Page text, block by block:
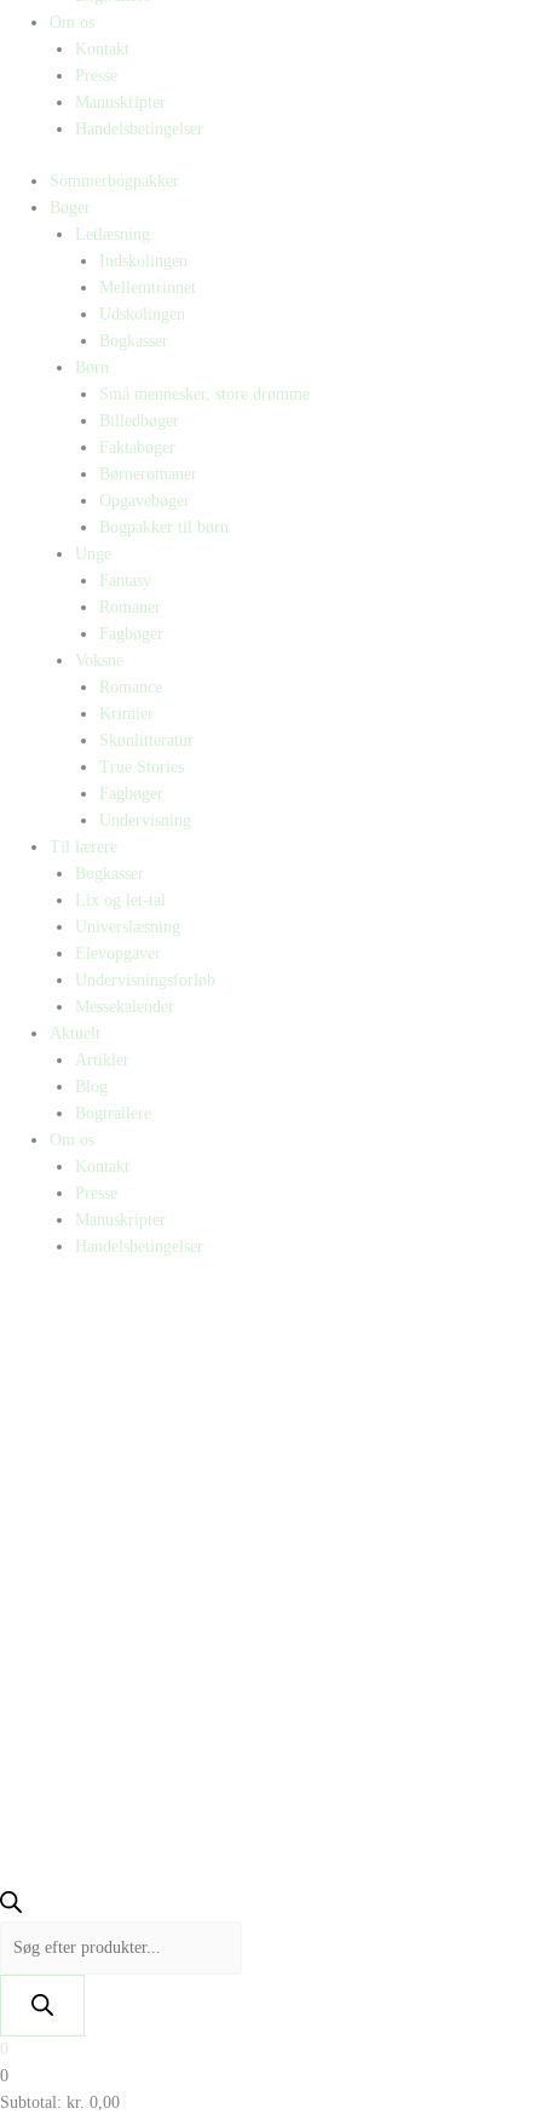
Om os
Kontakt
Presse
Manuskripter
Handelsbetingelser
Sommerbogpakker
Bøger
Letlæsning
Indskolingen
Mellemtrinnet
Udskolingen
Bogkasser
Børn
Små mennesker, store drømme
Billedbøger
Faktabøger
Børneromaner
Opgavebøger
Bogpakker til børn
Unge
Fantasy
Romaner
Fagbøger
Voksne
Romance
Krimier
Skønlitteratur
True Stories
Fagbøger
Undervisning
Til lærere
Bogkasser
Lix og let-tal
Universlæsning
Elevopgaver
Undervisningsforløb
Messekalender
Aktuelt
Artikler
Blog
Bogtrailere
Om os
Kontakt
Presse
Manuskripter
Handelsbetingelser
0
0
Subtotal: kr. 0,00